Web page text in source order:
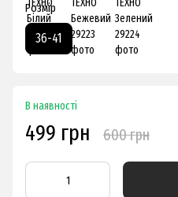
Розмір
36-41
В наявності
499 грн 600 грн